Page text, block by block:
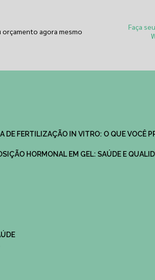
orçamento agora mesmo
Faça
DE FERTILIZAÇÃO IN VITRO: O QUE VOCÊ
HORMONAL EM GEL: SAÚDE E